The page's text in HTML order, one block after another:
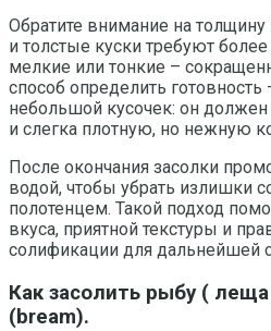
Обратите внимание на
и толстые куски требуют более
мелкие или тонкие –
способ определить готовность
небольшой кусочек: он
и слегка плотную, но нежную
После окончания засолки
водой, чтобы убрать излишки
полотенцем. Такой подход
вкуса, приятной текстуры и
солификации для дальнейшей
Как засолить рыбу (
(bream).